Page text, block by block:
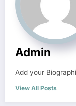
Admin
Add your
View All Posts